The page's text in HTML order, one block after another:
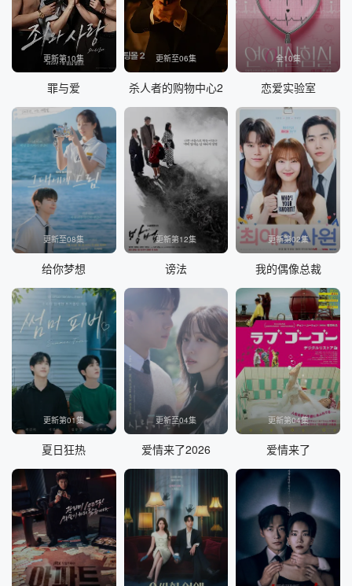
更新第10集
罪与爱
更新至06集
杀人者的购物中心2
全10集
恋爱实验室
更新至08集
给你梦想
更新第12集
谤法
更新第02集
我的偶像总裁
更新第01集
夏日狂热
更新至04集
爱情来了2026
更新第04集
爱情来了